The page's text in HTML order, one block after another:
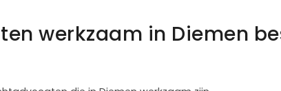
werkzaam in Diemen